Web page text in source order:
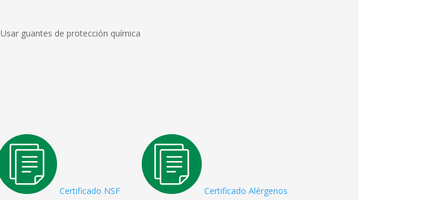
Usar guantes de protección química
Certificado NSF Certificado Alérgenos